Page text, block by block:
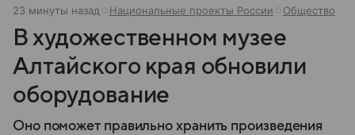
23 минуты назад Национальные проекты России Общество
В художественном музее
Алтайского края обновили
оборудование
Оно поможет правильно хранить произведения